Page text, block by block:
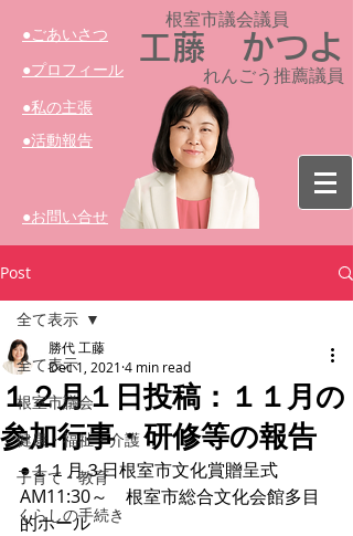
​●ごあいさつ
​●プロフィール
​●活動報告
​●私の主張
​●お問い合せ
工藤 かつよ
根室市議会議員​
れんごう推薦議員
Post
全て表示
根室市議会
健康・福祉・介護
子育て・教育
くらしの手続き
全て表示
１２月１日投稿：１１月の
参加行事・研修等の報告
勝代 工藤
Dec 1, 2021 4 min read
●１１月３日根室市文化賞贈呈式
AM11:30～　根室市総合文化会館多目
的ホール